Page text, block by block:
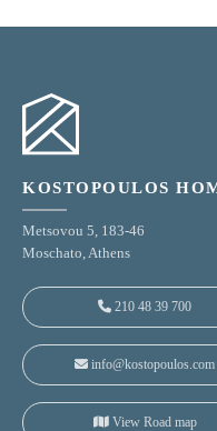
KOSTOPOULOS
Metsovou 5, 183-46
Moschato, Athens
210 48 39 700
info@kostopoulos.com
View Road map